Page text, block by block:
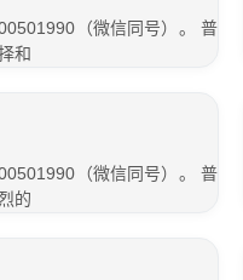
（微信同号）。 普
和
（微信同号）。 普
的